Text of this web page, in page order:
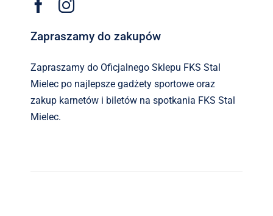
Zapraszamy do zakupów
Zapraszamy do Oficjalnego Sklepu FKS Stal
Mielec po najlepsze gadżety sportowe oraz
zakup karnetów i biletów na spotkania FKS Stal
Mielec.